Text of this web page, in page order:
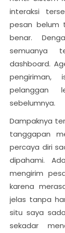
interaksi
pesan belum
benar.
semuanya
dashboard.
pengiriman,
pelanggan
sebelumnya.
Dampaknya
tanggapan
percaya diri
dipahami.
mengirim
karena
jelas tanpa
situ saya
sekadar